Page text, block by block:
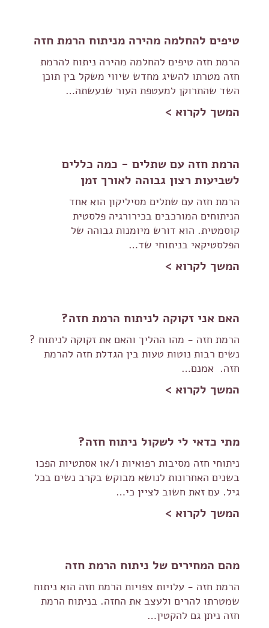
טיפים להחלמה מהירה מניתוח הרמת חזה
הרמת חזה טיפים להחלמה מהירה ניתוח להרמת
חזה מטרתו להשיג מחדש שיווי משקל בין תוכן
השד שהתרוקן למעטפת העור שנעשתה…
המשך לקרוא >
הרמת חזה עם שתלים - כמה כללים
לשביעות רצון גבוהה לאורך זמן
הרמת חזה עם שתלים מסיליקון הוא אחד
הניתוחים המורכבים בכירורגיה פלסטית
קוסמטית. הוא דורש מיומנות גבוהה של
הפלסטיקאי בניתוחי שד…
המשך לקרוא >
האם אני זקוקה לניתוח הרמת חזה?
הרמת חזה - מהו ההליך והאם את זקוקה לניתוח ?
נשים רבות נוטות טעות בין הגדלת חזה להרמת
חזה. אמנם…
המשך לקרוא >
מתי כדאי לי לשקול ניתוח חזה?
ניתוחי חזה מסיבות רפואיות ו/או אסתטיות הפכו
בשנים האחרונות לנושא מבוקש בקרב נשים בכל
גיל. עם זאת חשוב לציין כי…
המשך לקרוא >
מהם המחירים של ניתוח הרמת חזה
הרמת חזה - עלויות צפויות הרמת חזה הוא ניתוח
שמטרתו להרים ולעצב את החזה. בניתוח הרמת
חזה ניתן גם להקטין…